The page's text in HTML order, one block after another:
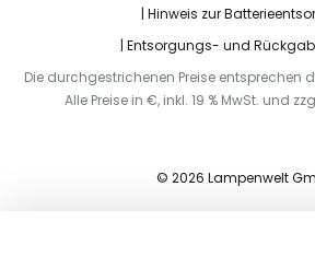
Hinweis zur
Entsorgungs- und
Die durchgestrichenen Preise entsprechen
Alle Preise in €, inkl. 19 % MwSt. und
© 2026 Lampenwelt